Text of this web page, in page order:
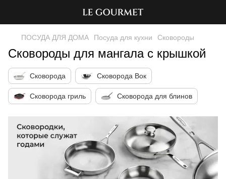
ПОСУДА ДЛЯ ДОМА Посуда для кухни Сковороды
Сковороды для мангала с крышкой
Сковорода Сковорода Вок
Сковорода гриль Сковорода для блинов